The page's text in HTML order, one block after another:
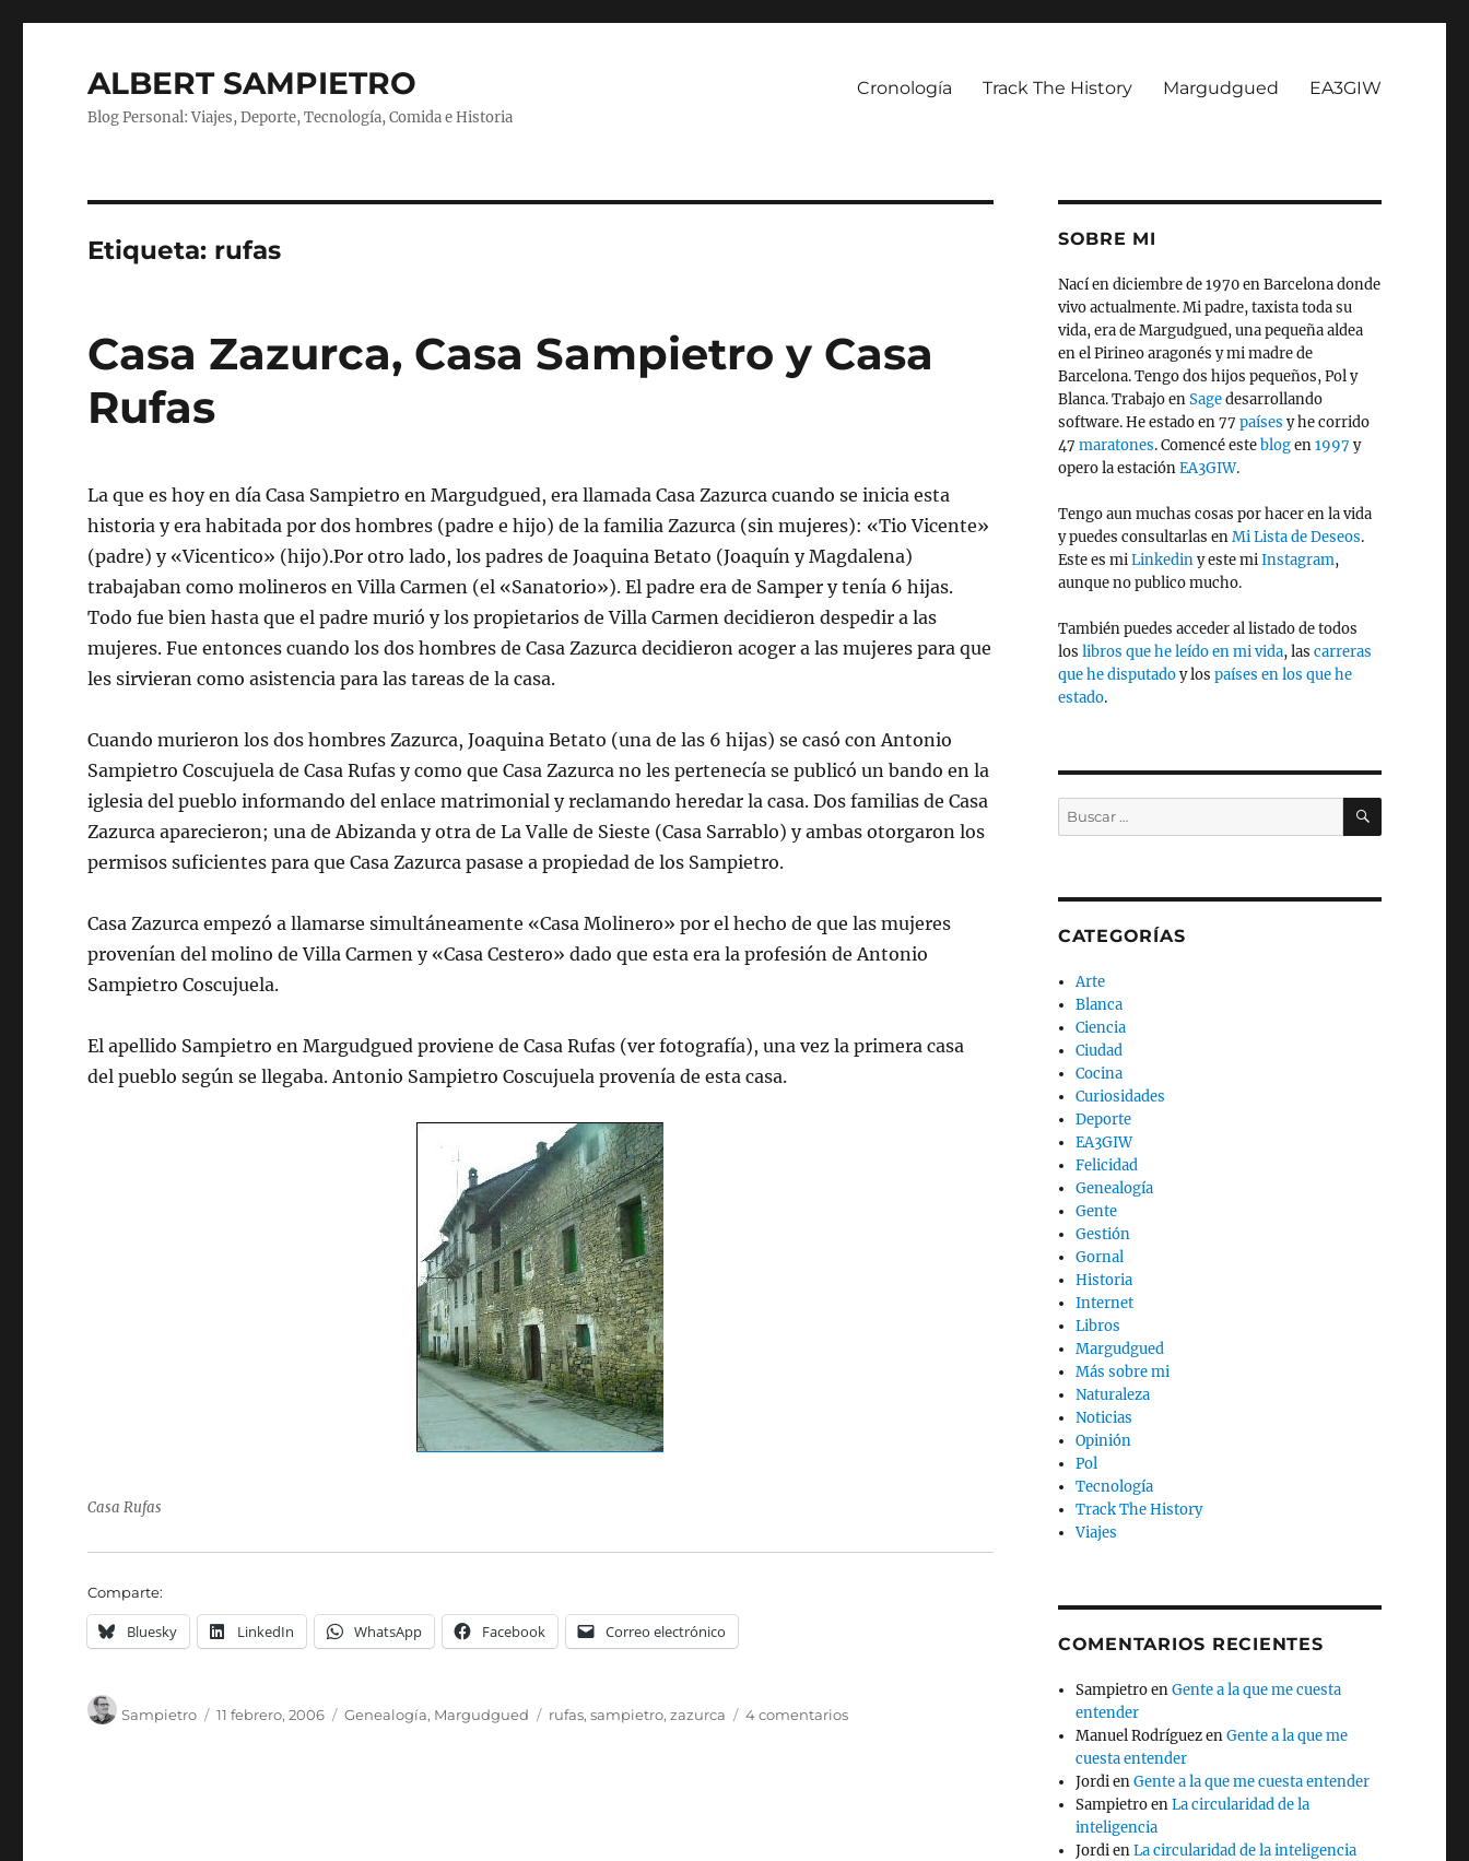
ALBERT SAMPIETRO
Blog Personal: Viajes, Deporte, Tecnología, Comida e Historia
Cronología Track The History Margudgued EA3GIW
Etiqueta: rufas
Casa Zazurca, Casa Sampietro y Casa
Rufas
La que es hoy en día Casa Sampietro en Margudgued, era llamada Casa Zazurca cuando se inicia esta
historia y era habitada por dos hombres (padre e hijo) de la familia Zazurca (sin mujeres): «Tio Vicente»
(padre) y «Vicentico» (hijo).Por otro lado, los padres de Joaquina Betato (Joaquín y Magdalena)
trabajaban como molineros en Villa Carmen (el «Sanatorio»). El padre era de Samper y tenía 6 hijas.
Todo fue bien hasta que el padre murió y los propietarios de Villa Carmen decidieron despedir a las
mujeres. Fue entonces cuando los dos hombres de Casa Zazurca decidieron acoger a las mujeres para que
les sirvieran como asistencia para las tareas de la casa.
Cuando murieron los dos hombres Zazurca, Joaquina Betato (una de las 6 hijas) se casó con Antonio
Sampietro Coscujuela de Casa Rufas y como que Casa Zazurca no les pertenecía se publicó un bando en la
iglesia del pueblo informando del enlace matrimonial y reclamando heredar la casa. Dos familias de Casa
Zazurca aparecieron; una de Abizanda y otra de La Valle de Sieste (Casa Sarrablo) y ambas otorgaron los
permisos suficientes para que Casa Zazurca pasase a propiedad de los Sampietro.
Casa Zazurca empezó a llamarse simultáneamente «Casa Molinero» por el hecho de que las mujeres
provenían del molino de Villa Carmen y «Casa Cestero» dado que esta era la profesión de Antonio
Sampietro Coscujuela.
El apellido Sampietro en Margudgued proviene de Casa Rufas (ver fotografía), una vez la primera casa
del pueblo según se llegaba. Antonio Sampietro Coscujuela provenía de esta casa.
Casa Rufas
Comparte:
Bluesky LinkedIn WhatsApp Facebook Correo electrónico
Sampietro 11 febrero, 2006 Genealogía, Margudgued rufas,sampietro,zazurca 4 comentarios
SOBRE MI
Nací en diciembre de 1970 en Barcelona donde
vivo actualmente. Mi padre, taxista toda su
vida, era de Margudgued, una pequeña aldea
en el Pirineo aragonés y mi madre de
Barcelona. Tengo dos hijos pequeños, Pol y
Blanca. Trabajo enSagedesarrollando
software. He estado en 77 países y he corrido
47 maratones. Comencé esteblogen1997 y
opero la estaciónEA3GIW.
Tengo aun muchas cosas por hacer en la vida
y puedes consultarlas enMi Lista de Deseos.
Este es miLinkediny este miInstagram,
aunque no publico mucho.
También puedes acceder al listado de todos
los libros que he leído en mi vida, las carreras
que he disputadoy los países en los que he
estado.
Buscar
por:
BUSCAR
CATEGORÍAS
Arte
Blanca
Ciencia
Ciudad
Cocina
Curiosidades
Deporte
EA3GIW
Felicidad
Genealogía
Gente
Gestión
Gornal
Historia
Internet
Libros
Margudgued
Más sobre mi
Naturaleza
Noticias
Opinión
Pol
Tecnología
Track The History
Viajes
COMENTARIOS RECIENTES
SampietroenGente a la que me cuesta
entender
Manuel RodríguezenGente a la que me
cuesta entender
JordienGente a la que me cuesta entender
SampietroenLa circularidad de la
inteligencia
JordienLa circularidad de la inteligencia